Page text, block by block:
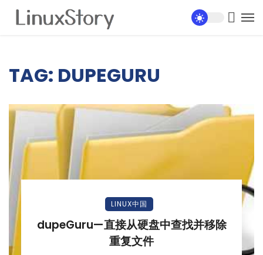
TAG: DUPEGURU
LINUX中国
dupeGuru—直接从硬盘中查找并移除
重复文件